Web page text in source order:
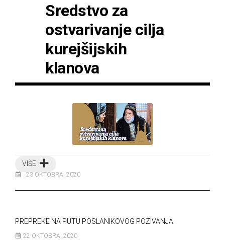
Sredstvo za
ostvarivanje cilja
kurejšijskih
klanova
VIŠE
23 OKTOBRA, 2020
PREPREKE NA PUTU POSLANIKOVOG POZIVANJA
22 OKTOBRA, 2020